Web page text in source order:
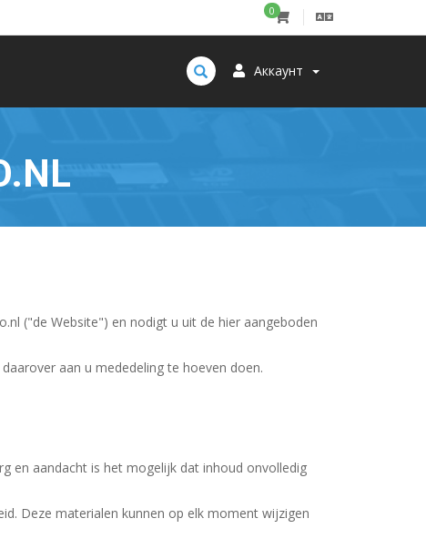
0
Аккаунт
("de Website") en nodigt u uit de hier aangeboden
aan u mededeling te hoeven doen.
en aandacht is het mogelijk dat inhoud onvolledig
Deze materialen kunnen op elk moment wijzigen